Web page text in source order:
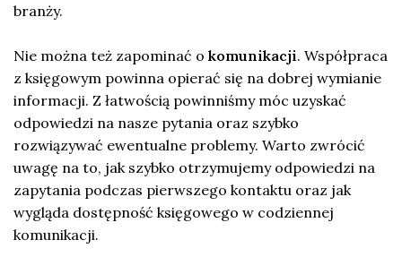
branży.
Nie można też zapominać o komunikacji. Współpraca
z księgowym powinna opierać się na dobrej wymianie
informacji. Z łatwością powinniśmy móc uzyskać
odpowiedzi na nasze pytania oraz szybko
rozwiązywać ewentualne problemy. Warto zwrócić
uwagę na to, jak szybko otrzymujemy odpowiedzi na
zapytania podczas pierwszego kontaktu oraz jak
wygląda dostępność księgowego w codziennej
komunikacji.